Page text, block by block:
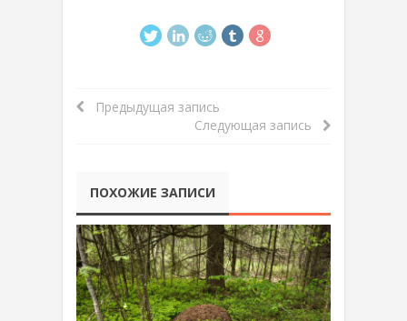
Предыдущая запись
Следующая запись
ПОХОЖИЕ ЗАПИСИ